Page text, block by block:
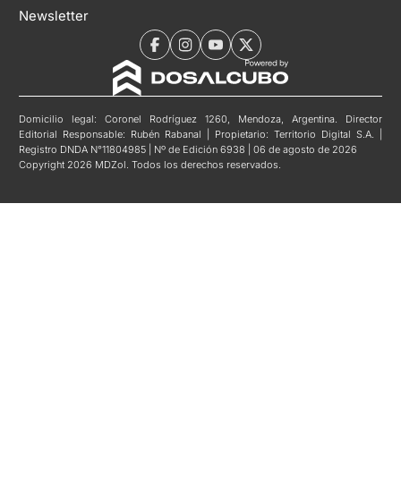
Newsletter
Domicilio legal: Coronel Rodríguez 1260, Mendoza, Argentina. Director
Editorial Responsable: Rubén Rabanal | Propietario: Territorio Digital S.A. |
Registro DNDA N°11804985 | Nº de Edición 6938 | 06 de agosto de 2026
Copyright 2026 MDZol. Todos los derechos reservados.